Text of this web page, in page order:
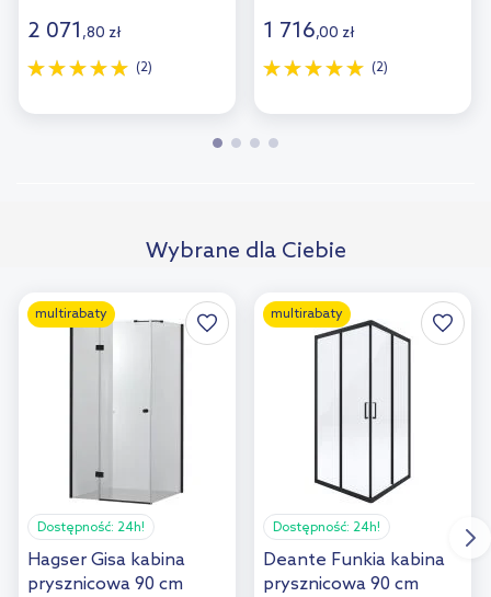
przezroczyste 132202-
01-01R
2 071 ,80 zł
(2)
przezroczyste 30463-
01-01N
1 716,00 zł
(2)
Wybrane dla Ciebie
multirabaty
Dostępność: 24h!
Hagser Gisa kabina
prysznicowa 90 cm
multirabaty
Dostępność: 24h!
Deante Funkia kabina
prysznicowa 90 cm